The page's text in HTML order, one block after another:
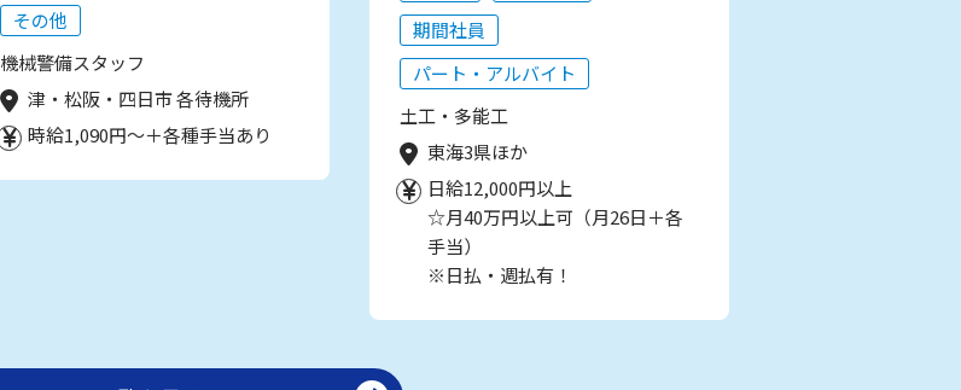
その他
機械警備スタッフ
津・松阪・四日市 各待機所
時給1,090円～＋各種手当あり
期間社員
パート・アルバイト
土工・多能工
東海3県ほか
日給12,000円以上
☆月40万円以上可（月26日＋各
手当）
※日払・週払有！